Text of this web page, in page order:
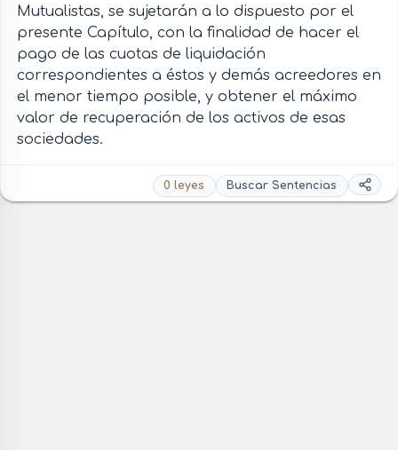
Mutualistas, se sujetarán a lo dispuesto por el
presente Capítulo, con la finalidad de hacer el
pago de las cuotas de liquidación
correspondientes a éstos y demás acreedores en
el menor tiempo posible, y obtener el máximo
valor de recuperación de los activos de esas
sociedades.
0 leyes Buscar Sentencias